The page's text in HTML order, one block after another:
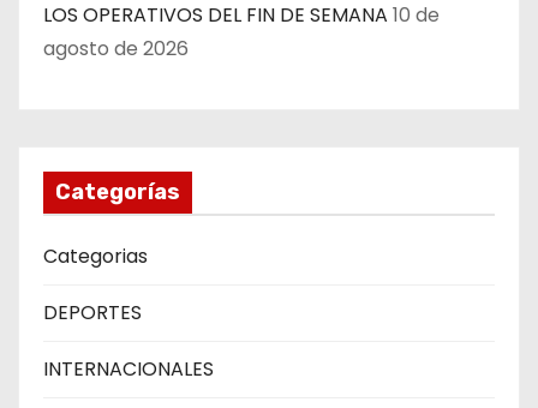
LOS OPERATIVOS DEL FIN DE SEMANA 10 de
agosto de 2026
Categorías
Categorias
DEPORTES
INTERNACIONALES